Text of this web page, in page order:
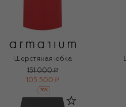
Шерстяная юбка
151 000 ₽
105 500 ₽
-30%